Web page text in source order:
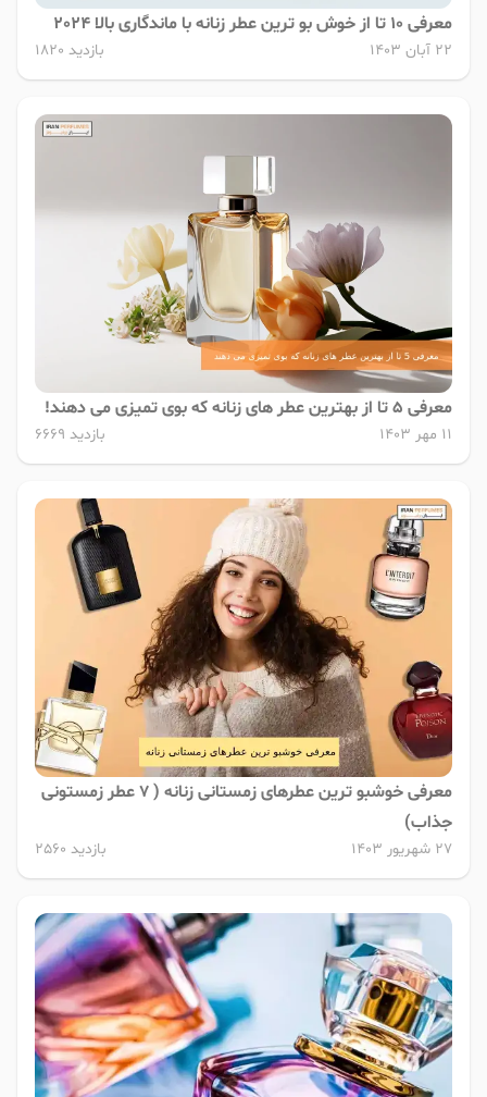
معرفی 10 تا از خوش بو ترین عطر زنانه با ماندگاری بالا 2024
22 آبان 1403 بازدید 1820
معرفی 5 تا از بهترین عطر های زنانه که بوی تمیزی می دهند!
11 مهر 1403 بازدید 6669
معرفی خوشبو ترین عطرهای زمستانی زنانه ( 7 عطر زمستونی
جذاب)
27 شهریور 1403 بازدید 2560